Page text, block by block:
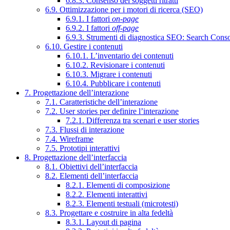
6.9. Ottimizzazione per i motori di ricerca (SEO)
6.9.1. I fattori on-page
6.9.2. I fattori off-page
6.9.3. Strumenti di diagnostica SEO: Search
6.10. Gestire i contenuti
6.10.1. L’inventario dei contenuti
6.10.2. Revisionare i contenuti
6.10.3. Migrare i contenuti
6.10.4. Pubblicare i contenuti
7. Progettazione dell’interazione
7.1. Caratteristiche dell’interazione
7.2. User stories per definire l’interazione
7.2.1. Differenza tra scenari e user stories
7.3. Flussi di interazione
7.4. Wireframe
7.5. Prototipi interattivi
8. Progettazione dell’interfaccia
8.1. Obiettivi dell’interfaccia
8.2. Elementi dell’interfaccia
8.2.1. Elementi di composizione
8.2.2. Elementi interattivi
8.2.3. Elementi testuali (microtesti)
8.3. Progettare e costruire in alta fedeltà
8.3.1. Layout di pagina